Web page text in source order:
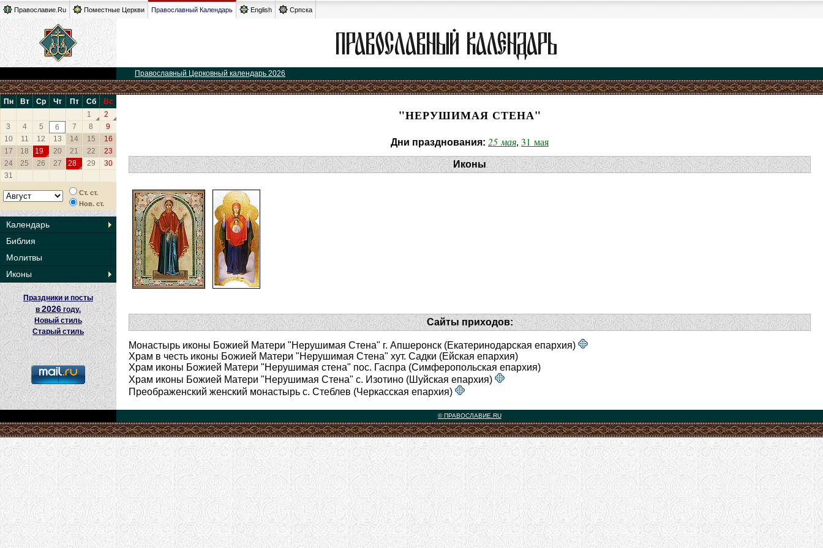
Православие.Ru Поместные Церкви Православный Календарь English Српска
Православный Церковный календарь 2026
Пн Вт Ср Чт Пт Сб
Вс
1
2
3
4 5 6 7 8
9
10
11 12 13 14 15
16
17
18 19 20 21 22
23
24
25 26 27 28 29
30
31
Ст. ст.
Нов. ст.
Календарь
Библия
Молитвы
Иконы
Праздники и посты
в2026 году.
Новый стиль
Старый стиль
"НЕРУШИМАЯ СТЕНА"
Дни празднования: 25 мая, 31 мая
Иконы
Сайты приходов:
Монастырь иконы Божией Матери "Нерушимая Стена" г. Апшеронск (Екатеринодарская епархия)
Храм в честь иконы Божией Матери "Нерушимая Стена" хут. Садки (Ейская епархия)
Храм иконы Божией Матери "Нерушимая стена" пос. Гаспра (Симферопольская епархия)
Храм иконы Божией Матери "Нерушимая Стена" с. Изотино (Шуйская епархия)
Преображенский женский монастырь с. Стеблев (Черкасская епархия)
© ПРАВОСЛАВИЕ.RU